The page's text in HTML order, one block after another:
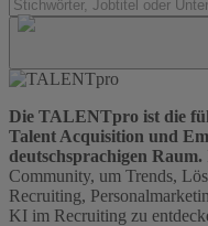
Die TALENTpro ist die
Talent Acquisition und
deutschsprachigen Raum.
Community, um Trends,
Recruiting,
KI im Recruiting zu